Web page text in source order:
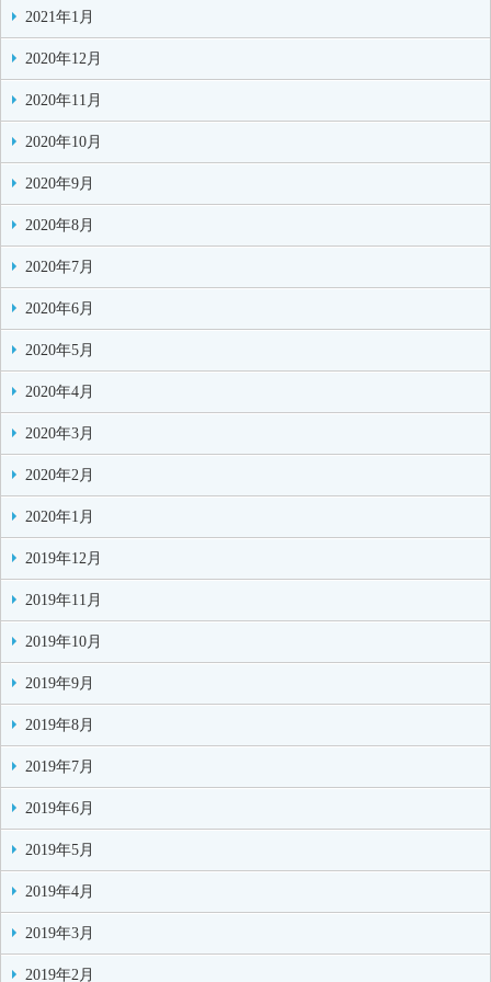
2021年1月
2020年12月
2020年11月
2020年10月
2020年9月
2020年8月
2020年7月
2020年6月
2020年5月
2020年4月
2020年3月
2020年2月
2020年1月
2019年12月
2019年11月
2019年10月
2019年9月
2019年8月
2019年7月
2019年6月
2019年5月
2019年4月
2019年3月
2019年2月